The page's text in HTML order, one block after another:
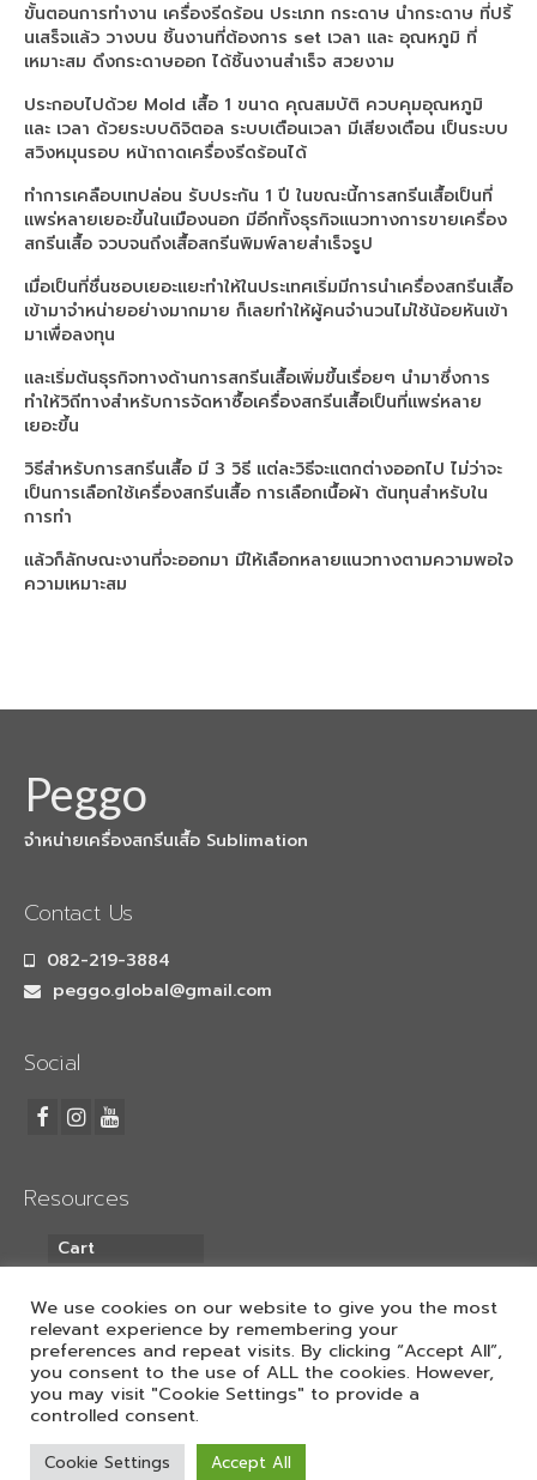
เครื่องสกรีนเสื้อ
เครื่องพิมพ์เสื้อ
เครื่องพิมพ์ซับลิเมชั่น Arena A4023
เครื่องพิมพ์ซับลิเมชั่น Arena A1522
sublimation printer
printer sublimation
Arena DFT
เครื่องพิมพ์ Arena DFT30 cm.
DFT60 cm. จับคู่ เครื่องรีดร้อน 70×90 cm.
X-Rite i1Basic Pro 3
Roll 190 cm.
Roll 130 cm.
เครื่องพับเสื้อ
LaserCutting
เครื่องรีดร้อน Heat 40x60cm
วัสดุอุปกรณ์
กระดาษซับลิเมชั่น
กระดาษซับลิเมชั่น แบบแผ่น
กระดาษซับลิเมชั่น แบบม้วน
ขั้นตอนการทำงาน เครื่องรีดร้อน ประเภท กระดาษ นำกระดาษ ที่ปริ้
นเสร็จแล้ว วางบน ชิ้นงานที่ต้องการ set เวลา และ อุณหภูมิ ที่
เหมาะสม ดึงกระดาษออก ได้ชิ้นงานสำเร็จ สวยงาม
ประกอบไปด้วย Mold เสื้อ 1 ขนาด คุณสมบัติ ควบคุมอุณหภูมิ
และ เวลา ด้วยระบบดิจิตอล ระบบเตือนเวลา มีเสียงเตือน เป็นระบบ
สวิงหมุนรอบ หน้าถาดเครื่องรีดร้อนได้
ทำการเคลือบเทปล่อน รับประกัน 1 ปี ในขณะนี้การสกรีนเสื้อเป็นที่
แพร่หลายเยอะขึ้นในเมืองนอก มีอีกทั้งธุรกิจแนวทางการขายเครื่อง
สกรีนเสื้อ จวบจนถึงเสื้อสกรีนพิมพ์ลายสำเร็จรูป
เมื่อเป็นที่ชื่นชอบเยอะแยะทำให้ในประเทศเริ่มมีการนำเครื่องสกรีนเสื้อ
เข้ามาจำหน่ายอย่างมากมาย ก็เลยทำให้ผู้คนจำนวนไม่ใช้น้อยหันเข้า
มาเพื่อลงทุน
และเริ่มต้นธุรกิจทางด้านการสกรีนเสื้อเพิ่มขึ้นเรื่อยๆ นำมาซึ่งการ
ทำให้วิถีทางสำหรับการจัดหาซื้อเครื่องสกรีนเสื้อเป็นที่แพร่หลาย
เยอะขึ้น
วิธีสำหรับการสกรีนเสื้อ มี 3 วิธี แต่ละวิธีจะแตกต่างออกไป ไม่ว่าจะ
เป็นการเลือกใช้เครื่องสกรีนเสื้อ การเลือกเนื้อผ้า ต้นทุนสำหรับใน
การทำ
แล้วก็ลักษณะงานที่จะออกมา มีให้เลือกหลายแนวทางตามความพอใจ
ความเหมาะสม
Peggo
จำหน่ายเครื่องสกรีนเสื้อ Sublimation
Contact Us
082-219-3884
peggo.global@gmail.com
Social
Resources
Cart
ค้นหา
© 2026 Mimaki Thailand - WordPress Theme by
We use cookies on our website to give you the most
relevant experience by remembering your
preferences and repeat visits. By clicking “Accept All”,
you consent to the use of ALL the cookies. However,
you may visit "Cookie Settings" to provide a
controlled consent.
Cookie Settings Accept All